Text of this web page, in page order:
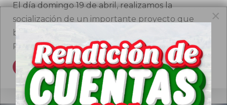
El día domingo 19 de abril, realizamos la
socialización de un importante proyecto que
beneficiará a varias comunidades de la Parroquia
Palmira, pues...
Leer más
×